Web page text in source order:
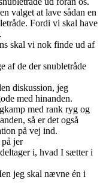
valget at lave sådan en
Fordi vi skal have
skal vi nok finde ud af
af de der snubletråde
diskussion, jeg
med hinanden.
med rank ryg og
så er det også
på vej ind.
jer
i, hvad I sætter i
jeg skal nævne én i